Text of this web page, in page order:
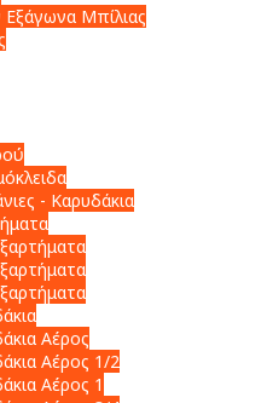
Εξάγωνα Μπίλιας
- Καρυδάκια
Αέρος
Αέρος 1/2
Αέρος 1